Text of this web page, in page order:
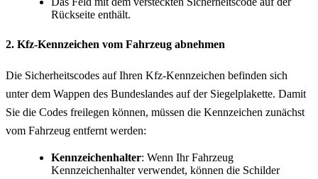
Rückseite enthält.
2. Kfz-Kennzeichen vom Fahrzeug abnehmen
Die Sicherheitscodes auf Ihren Kfz-Kennzeichen befinden sich
unter dem Wappen des Bundeslandes auf der Siegelplakette. Damit
Sie die Codes freilegen können, müssen die Kennzeichen zunächst
vom Fahrzeug entfernt werden:
Kennzeichenhalter: Wenn Ihr Fahrzeug
Kennzeichenhalter verwendet, können die Schilder